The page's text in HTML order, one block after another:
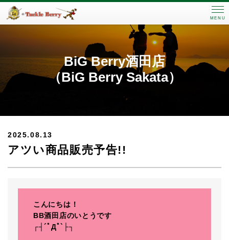
MENU
BiG Berry酒田店
（BiG Berry Sakata）
2025.08.13
アツい商品販売予告!!
こんにちは！
BB酒田店のいとうです
┌┤´ﾟДﾟ`├┐